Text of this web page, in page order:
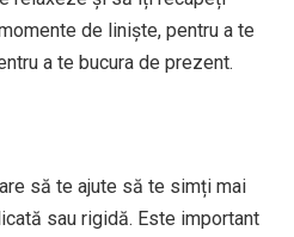
de liniște, pentru a te
a te bucura de prezent.
să te ajute să te simți mai
sau rigidă. Este important